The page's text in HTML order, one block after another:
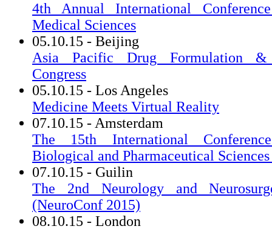
4th Annual International
Medical Sciences
05.10.15 - Beijing
Asia Pacific Drug Formulation &
Congress
05.10.15 - Los Angeles
Medicine Meets Virtual Reality
07.10.15 - Amsterdam
The 15th International
Biological and Pharmaceutical
07.10.15 - Guilin
The 2nd Neurology and
(NeuroConf 2015)
08.10.15 - London